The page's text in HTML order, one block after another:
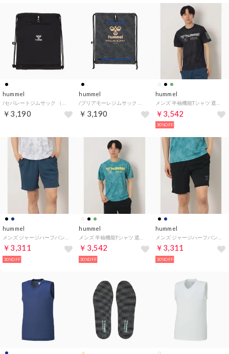
hummel
￥3,190
hummel
￥3,190
hummel
￥3,542
30%OFF
hummel
￥3,311
30%OFF
hummel
￥3,542
30%OFF
hummel
￥3,311
30%OFF